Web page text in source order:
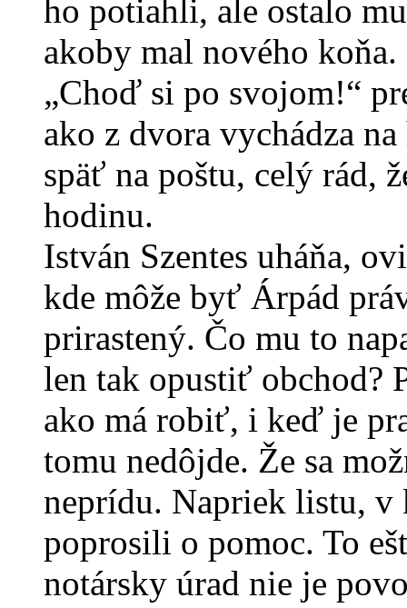
ho potiahli, ale ostalo
akoby mal nového koňa.
„Choď si po svojom!“
ako z dvora vychádza
späť na poštu, celý rád,
hodinu.
István Szentes uháňa,
kde môže byť Árpád
prirastený. Čo mu to
len tak opustiť obchod?
ako má robiť, i keď je
tomu nedôjde. Že sa
neprídu. Napriek listu,
poprosili o pomoc. To
notársky úrad nie je